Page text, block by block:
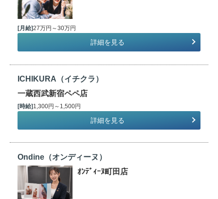
[月給]27万円～30万円
詳細を見る
ICHIKURA（イチクラ）
一蔵西武新宿ペペ店
[時給]1,300円～1,500円
詳細を見る
Ondine（オンディーヌ）
ｵﾝﾃﾞｨｰﾇ町田店